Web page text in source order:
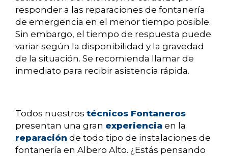
responder a las reparaciones de fontanería
de emergencia en el menor tiempo posible.
Sin embargo, el tiempo de respuesta puede
variar según la disponibilidad y la gravedad
de la situación. Se recomienda llamar de
inmediato para recibir asistencia rápida.
Todos nuestros técnicos Fontaneros
presentan una gran experiencia en la
reparación de todo tipo de instalaciones de
fontanería en Albero Alto. ¿Estás pensando